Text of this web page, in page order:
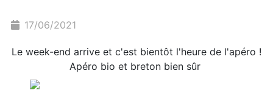
17/06/2021
Le week-end arrive et c'est bientôt l'heure de l'apéro !
Apéro bio et breton bien sûr